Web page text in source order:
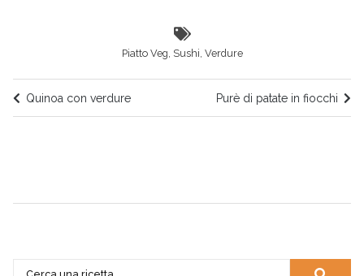
Piatto Veg, Sushi, Verdure
Quinoa con verdure Purè di patate in fiocchi